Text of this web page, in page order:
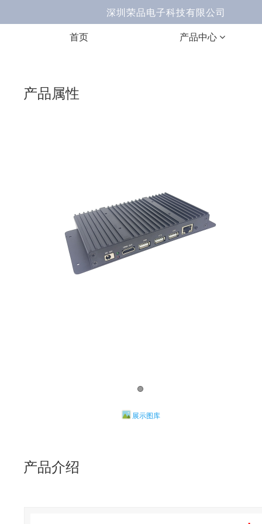
首页 产品中心
深圳荣品电子科技有限
展示图库
产品属性
产品介绍